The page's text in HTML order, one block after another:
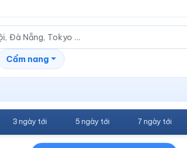
Cẩm nang
3 ngày tới 5 ngày tới 7 ngày tới